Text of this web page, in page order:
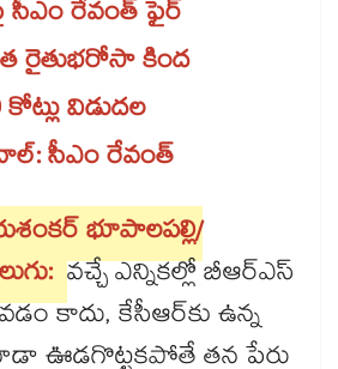
సీఎం రేవంత్​ ఫైర్​
రైతుభరోసా కింద
విడుదల
సీఎం రేవంత్​
భూపాలపల్లి/
వచ్చే ఎన్నికల్లో బీఆర్ఎస్
కాదు, కేసీఆర్​కు ఉన్న
ఊడగొట్టకపోతే తన పేరు